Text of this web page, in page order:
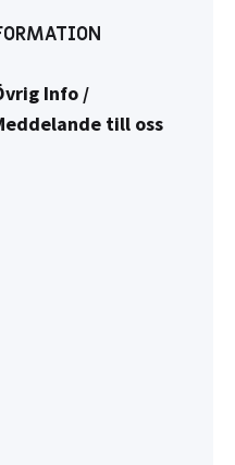
Info /
till oss